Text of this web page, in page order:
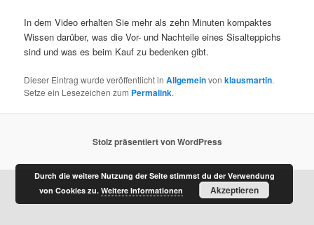
In dem Video erhalten Sie mehr als zehn Minuten kompaktes
Wissen darüber, was die Vor- und Nachteile eines Sisalteppichs
sind und was es beim Kauf zu bedenken gibt.
Dieser Eintrag wurde veröffentlicht inAllgemeinvonklausmartin.
Setze ein Lesezeichen zum Permalink.
Stolz präsentiert von WordPress
Durch die weitere Nutzung der Seite stimmst du der Verwendung
von Cookies zu.Weitere Informationen Akzeptieren